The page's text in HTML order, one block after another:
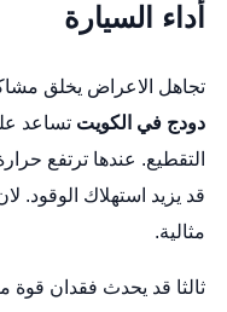
أداء السيارة
تجاهل الاعراض يخلق
دودج في الكويت تساعد
التقطيع. عندها ترتفع
قد يزيد استهلاك الوقود.
مثالية.
ثالثا قد يحدث فقدان